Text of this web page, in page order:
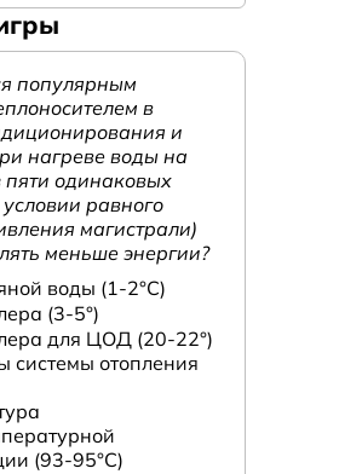
популярным
в
и
нагреве воды на
пяти одинаковых
равного
магистрали)
меньше энергии?
воды (1-2°С)
(3-5°)
для ЦОД (20-22°)
системы отопления
(93-95°С)